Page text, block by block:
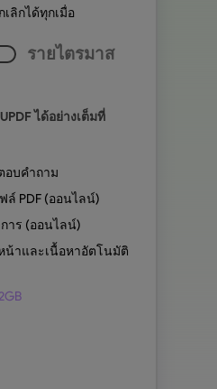
ลิกได้ทุกเมื่อ
รายไตรมาส
ได้อย่างเต็มที่
อบคำถาม
ล์ PDF (ออนไลน์)
าร (ออนไลน์)
น้าและเนื้อหาอัตโนมัติ